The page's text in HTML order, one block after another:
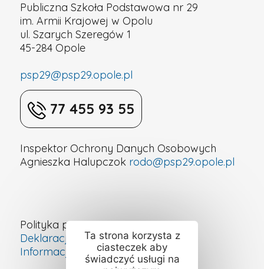
Publiczna Szkoła Podstawowa nr 29
im. Armii Krajowej w Opolu
ul. Szarych Szeregów 1
45-284 Opole
psp29@psp29.opole.pl
77 455 93 55
Inspektor Ochrony Danych Osobowych
Agnieszka Halupczok rodo@psp29.opole.pl
Polityka prywatności
Deklaracja dostępności cyfrowej
Informacje o szkole – ETR
Ta strona korzysta z
ciasteczek aby
świadczyć usługi na